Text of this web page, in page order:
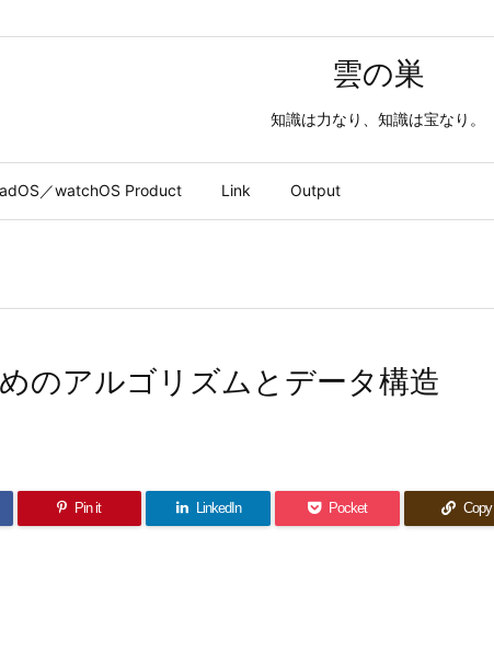
雲の巣
知識は力なり、知識は宝なり。
／watchOS Product Link Output
のアルゴリズムとデータ構造
Pin it LinkedIn Pocket Copy